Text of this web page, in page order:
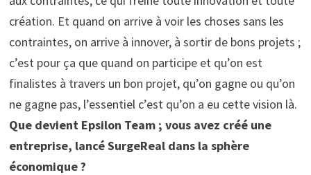
création. Et quand on arrive à voir les choses sans les
contraintes, on arrive à innover, à sortir de bons projets ;
c’est pour ça que quand on participe et qu’on est
finalistes à travers un bon projet, qu’on gagne ou qu’on
ne gagne pas, l’essentiel c’est qu’on a eu cette vision là.
Que devient Epsilon Team ; vous avez créé une
entreprise, lancé SurgeReal dans la sphère
économique ?